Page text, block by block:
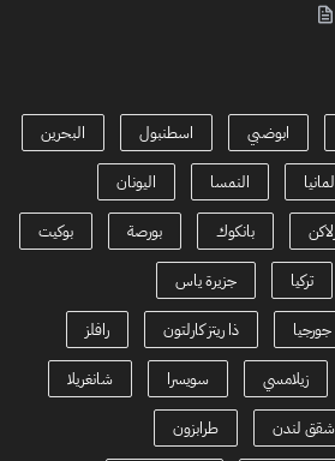
ابوضبي اسطنبول البحرين
النمسا اليونان
بانكوك بورصة بوكيت
تركيا جزيرة ياس
جورجيا ذا ريتز كارلتون رافلز
زيلامسي سويسرا شانغريلا
شقق لندن طرابزون